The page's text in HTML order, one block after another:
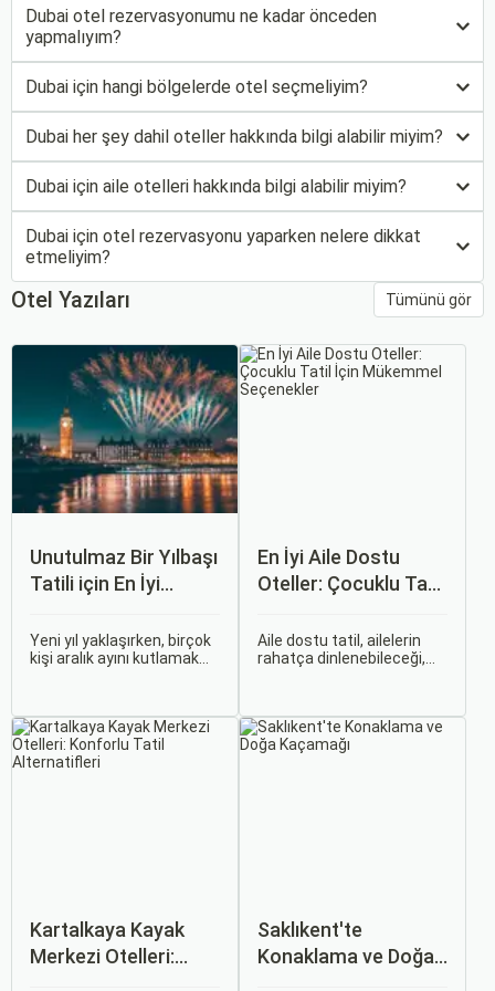
Dubai otel rezervasyonumu ne kadar önceden
yapmalıyım?
Dubai için hangi bölgelerde otel seçmeliyim?
Dubai her şey dahil oteller hakkında bilgi alabilir miyim?
Dubai için aile otelleri hakkında bilgi alabilir miyim?
Dubai için otel rezervasyonu yaparken nelere dikkat
etmeliyim?
Otel Yazıları Tümünü gör
Unutulmaz Bir Yılbaşı
Tatili için En İyi
Yeni yıl yaklaşırken, birçok
kişi aralık ayını kutlamak
lezzetli yemekler ve
etkileyici gösterilerle hayat
boyu unutulmayacak anılar
En İyi Aile Dostu
Oteller: Çocuklu Tatil
Seçenekler
Aile dostu tatil, ailelerin
rahatça dinlenebileceği,
sunar. Bu tür oteller, çocuk
kulüplerinden özel yemek
Kartalkaya Kayak
Merkezi Otelleri:
Saklıkent'te
Konaklama ve Doğa